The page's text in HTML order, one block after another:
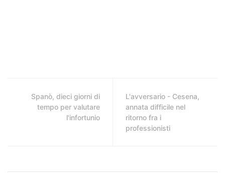
Spanò, dieci giorni di
tempo per valutare
l'infortunio
L'avversario - Cesena,
annata difficile nel
ritorno fra i
professionisti